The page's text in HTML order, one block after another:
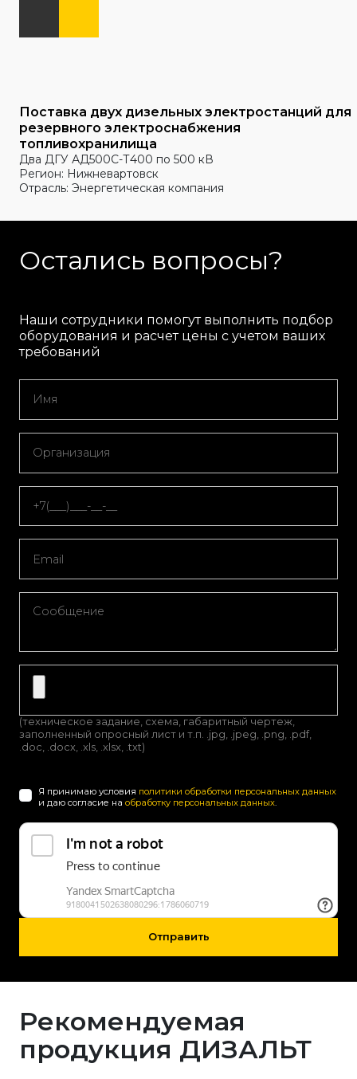
Поставка двух дизельных электростанций для
резервного электроснабжения
топливохранилища
Два ДГУ АД500С-Т400 по 500 кВ
Регион: Нижневартовск
Отрасль: Энергетическая компания
Остались вопросы?
Наши сотрудники помогут выполнить подбор
оборудования и расчет цены с учетом ваших
требований
(техническое задание, схема, габаритный чертеж,
заполненный опросный лист и т.п. .jpg, .jpeg, .png, .pdf,
.doc, .docx, .xls, .xlsx, .txt)
Я принимаю условия политики обработки персональных данных
и даю согласие на обработку персональных данных
Отправить
Рекомендуемая
продукция ДИЗАЛЬТ